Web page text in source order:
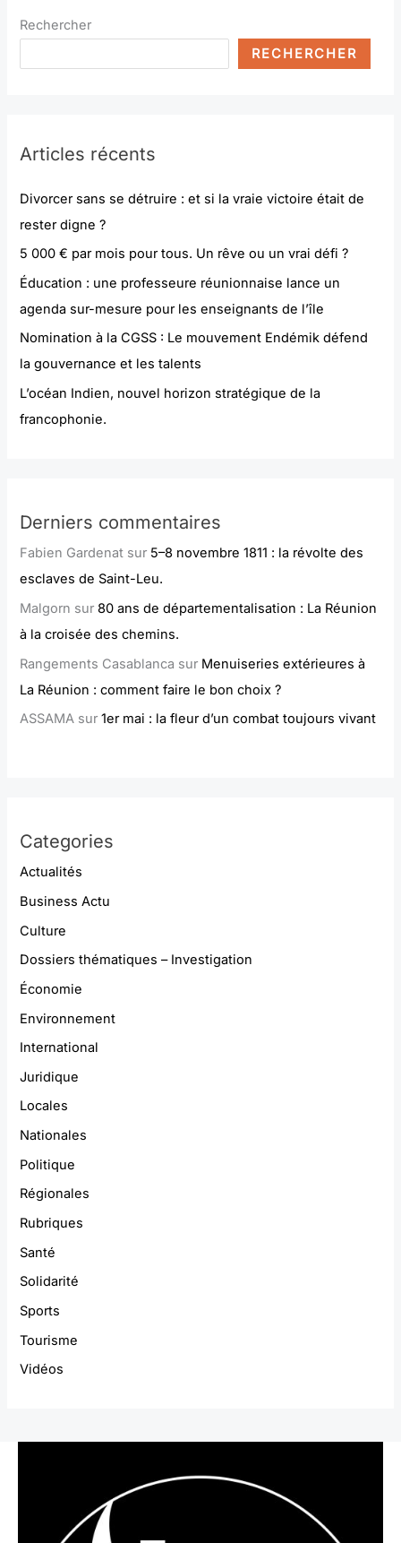
Rechercher
RECHERCHER
Articles récents
Divorcer sans se détruire : et si la vraie victoire était de
rester digne ?
5 000 € par mois pour tous. Un rêve ou un vrai défi ?
Éducation : une professeure réunionnaise lance un
agenda sur-mesure pour les enseignants de l’île
Nomination à la CGSS : Le mouvement Endémik défend
la gouvernance et les talents
L’océan Indien, nouvel horizon stratégique de la
francophonie.
Derniers commentaires
Fabien Gardenat sur 5–8 novembre 1811 : la révolte des
esclaves de Saint-Leu.
Malgorn sur 80 ans de départementalisation : La Réunion
à la croisée des chemins.
Rangements Casablanca sur Menuiseries extérieures à
La Réunion : comment faire le bon choix ?
ASSAMA sur1er mai : la fleur d’un combat toujours vivant
Categories
Actualités
Business Actu
Culture
Dossiers thématiques – Investigation
Économie
Environnement
International
Juridique
Locales
Nationales
Politique
Régionales
Rubriques
Santé
Solidarité
Sports
Tourisme
Vidéos